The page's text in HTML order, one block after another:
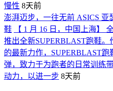
慢性 8天前
澎湃迈步，一往无前 ASICS 亚
鞋
【 1 月 16 日，中国上海】
推出全新SUPERBLAST跑鞋。
的最新力作，SUPERBLAST
弹，致力于为跑者的日常训练
动力，以进一步 8天前